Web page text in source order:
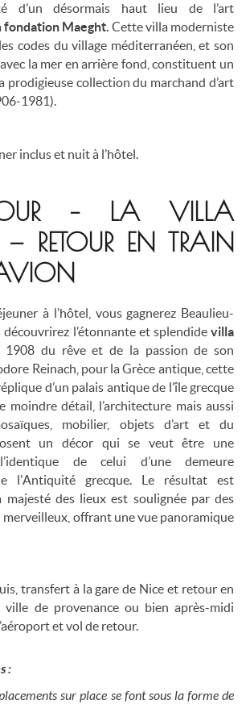
d’un désormais haut lieu de l’art
fondation Maeght. Cettevilla moderniste
codes du village méditerranéen, et son
la mer en arrière fond, constituent un
prodigieuse collection du marchand d’art
1981).
inclus et nuit à l’hôtel.
– LA VILLA
— RETOUR EN TRAIN
à l’hôtel, vous gagnerez Beaulieu-
l’étonnante et splendide villa
1908 du rêve et de la passion de son
Reinach, pour la Grèce antique, cette
d’un palais antique de l’île grecque
moindre détail, l’architecture mais aussi
mobilier, objets d’art et du
un décor qui se veut être une
de celui d’une demeure
l'Antiquité grecque. Le résultat est
majesté des lieux est soulignée par des
offrant une vue panoramique
transfert à la gare de Nice et retour en
de provenance ou bien après-midi
et vol de retour.
:
sur place se font sous la forme de